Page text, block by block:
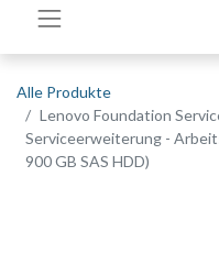
Alle Produkte
Lenovo Foundation
Serviceerweiterung -
900 GB SAS HDD)